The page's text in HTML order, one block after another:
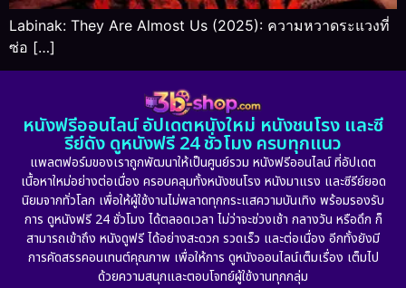
Labinak: They Are Almost Us (2025): ความหวาดระแวงที่
ซ่อ […]
หนังฟรีออนไลน์ อัปเดตหนังใหม่ หนังชนโรง และซี
รีย์ดัง ดูหนังฟรี 24 ชั่วโมง ครบทุกแนว
แพลตฟอร์มของเราถูกพัฒนาให้เป็นศูนย์รวม หนังฟรีออนไลน์ ที่อัปเดต
เนื้อหาใหม่อย่างต่อเนื่อง ครอบคลุมทั้งหนังชนโรง หนังมาแรง และซีรีย์ยอด
นิยมจากทั่วโลก เพื่อให้ผู้ใช้งานไม่พลาดทุกกระแสความบันเทิง พร้อมรองรับ
การ ดูหนังฟรี 24 ชั่วโมง ได้ตลอดเวลา ไม่ว่าจะช่วงเช้า กลางวัน หรือดึก ก็
สามารถเข้าถึง หนังดูฟรี ได้อย่างสะดวก รวดเร็ว และต่อเนื่อง อีกทั้งยังมี
การคัดสรรคอนเทนต์คุณภาพ เพื่อให้การ ดูหนังออนไลน์เต็มเรื่อง เต็มไป
ด้วยความสนุกและตอบโจทย์ผู้ใช้งานทุกกลุ่ม